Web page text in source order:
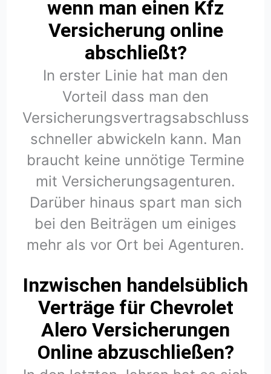
wenn man einen Kfz
Versicherung online
abschließt?
In erster Linie hat man den
Vorteil dass man den
Versicherungsvertragsabschluss
schneller abwickeln kann. Man
braucht keine unnötige Termine
mit Versicherungsagenturen.
Darüber hinaus spart man sich
bei den Beiträgen um einiges
mehr als vor Ort bei Agenturen.
Inzwischen handelsüblich
Verträge für Chevrolet
Alero Versicherungen
Online abzuschließen?